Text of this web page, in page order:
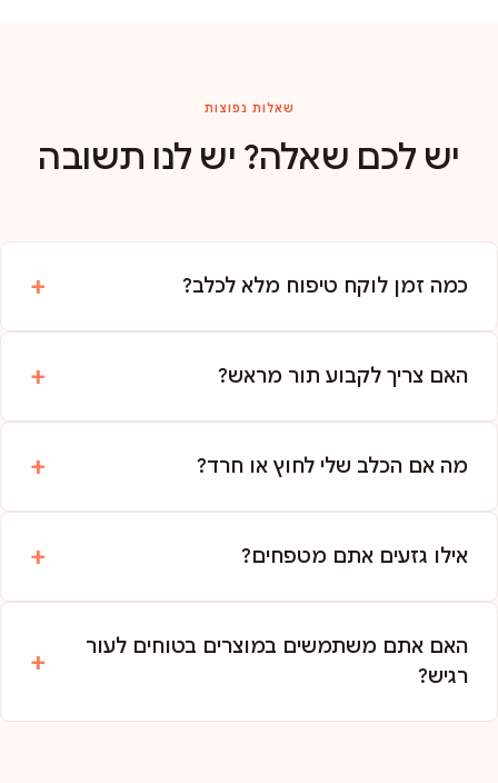
שאלות נפוצות
יש לכם שאלה? יש לנו תשובה
כמה זמן לוקח טיפוח מלא לכלב?
האם צריך לקבוע תור מראש?
מה אם הכלב שלי לחוץ או חרד?
אילו גזעים אתם מטפחים?
האם אתם משתמשים במוצרים בטוחים לעור
רגיש?